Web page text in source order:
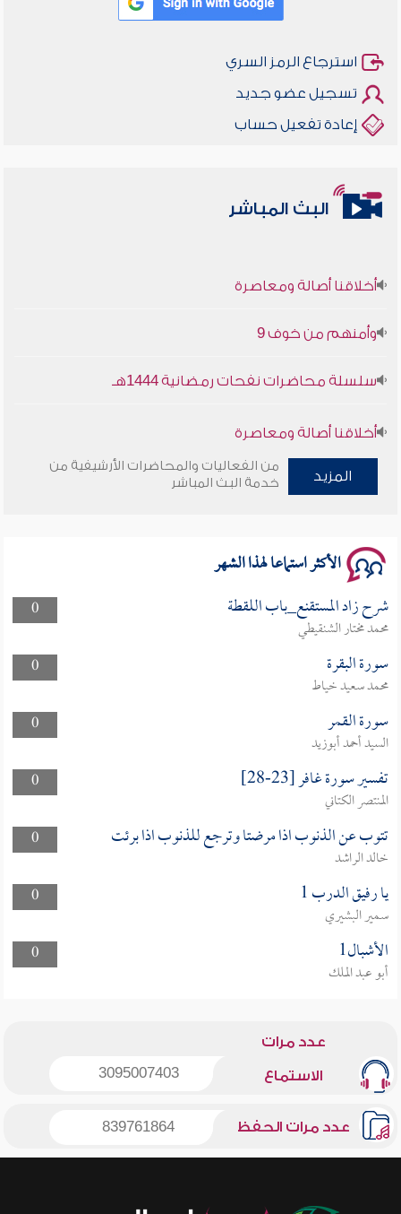
استرجاع الرمز السري
تسجيل عضو جديد
إعادة تفعيل حساب
البث المباشر
أخلاقنا أصالة ومعاصرة
وأمنهم من خوف 9
سلسلة محاضرات نفحات رمضانية 1444هـ
أخلاقنا أصالة ومعاصرة
وأمنهم من خوف 9
المزيد
من الفعاليات والمحاضرات الأرشيفية من
خدمة البث المباشر
الأكثر استماعا لهذا الشهر
0 شرح زاد المستقنع_باب اللقطة
محمد مختار الشنقيطي
0
سورة البقرة
محمد سعيد خياط
0
سورة القمر
السيد أحمد أبوزيد
0
تفسير سورة غافر [23-28]
المنتصر الكتاني
0
تتوب عن الذنوب اذا مرضتا وترجع للذنوب اذا برئت
خالد الراشد
0
يا رفيق الدرب 1
سمير البشيري
0
الأشبال1
أبو عبد الملك
عدد مرات
الاستماع 3095007403
عدد مرات الحفظ 839761864